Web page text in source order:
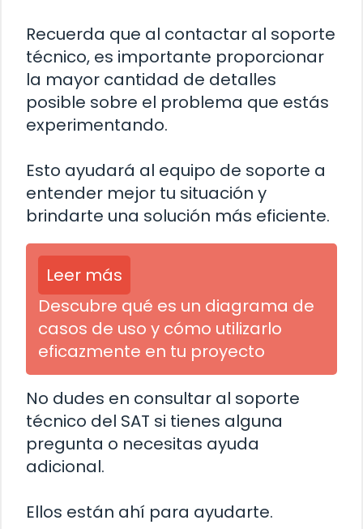
Recuerda que al contactar al soporte
técnico, es importante proporcionar
la mayor cantidad de detalles
posible sobre el problema que estás
experimentando.
Esto ayudará al equipo de soporte a
entender mejor tu situación y
brindarte una solución más eficiente.
Leer más
Descubre qué es un diagrama de
casos de uso y cómo utilizarlo
eficazmente en tu proyecto
No dudes en consultar al soporte
técnico del SAT si tienes alguna
pregunta o necesitas ayuda
adicional.
Ellos están ahí para ayudarte.